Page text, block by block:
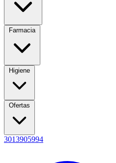
Farmacia
Higiene
Ofertas
3013905994